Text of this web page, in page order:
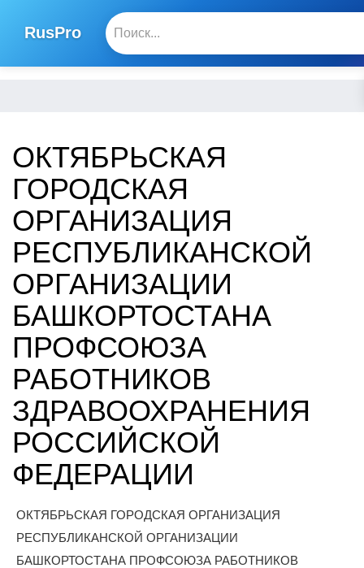
RusPro
ОКТЯБРЬСКАЯ
ГОРОДСКАЯ
ОРГАНИЗАЦИЯ
РЕСПУБЛИКАНСКОЙ
ОРГАНИЗАЦИИ
БАШКОРТОСТАНА
ПРОФСОЮЗА
РАБОТНИКОВ
ЗДРАВООХРАНЕНИЯ
РОССИЙСКОЙ
ФЕДЕРАЦИИ
ОКТЯБРЬСКАЯ ГОРОДСКАЯ ОРГАНИЗАЦИЯ
РЕСПУБЛИКАНСКОЙ ОРГАНИЗАЦИИ
БАШКОРТОСТАНА ПРОФСОЮЗА РАБОТНИКОВ